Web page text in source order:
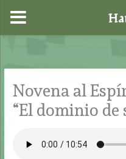
contenido
Novena al
“El dominio de